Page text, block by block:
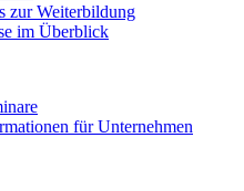
zur Weiterbildung
im Überblick
für Unternehmen